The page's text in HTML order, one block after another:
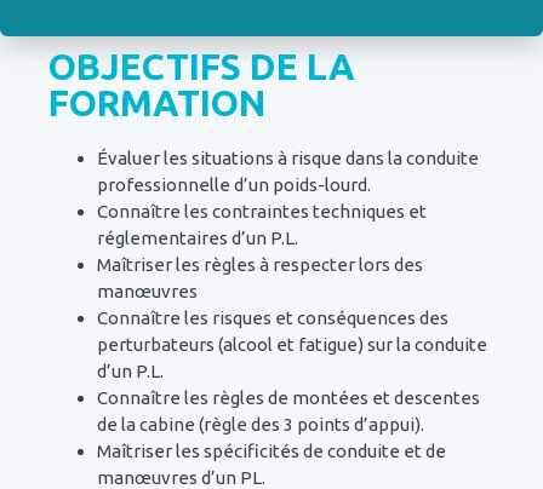
OBJECTIFS DE LA
FORMATION
Évaluer les situations à risque dans la conduite
professionnelle d’un poids-lourd.
Connaître les contraintes techniques et
réglementaires d’un P.L.
Maîtriser les règles à respecter lors des
manœuvres
Connaître les risques et conséquences des
perturbateurs (alcool et fatigue) sur la conduite
d’un P.L.
Connaître les règles de montées et descentes
de la cabine (règle des 3 points d’appui).
Maîtriser les spécificités de conduite et de
manœuvres d’un PL.